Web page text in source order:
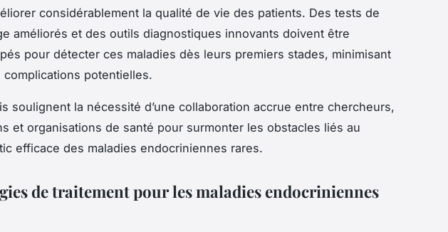
considérablement la qualité de vie des patients. Des tests de
améliorés et des outils diagnostiques innovants doivent être
pour détecter ces maladies dès leurs premiers stades, minimisant
complications potentielles.
soulignent la nécessité d’une collaboration accrue entre chercheurs,
et organisations de santé pour surmonter les obstacles liés au
efficace des maladies endocriniennes rares.
de traitement pour les maladies endocriniennes